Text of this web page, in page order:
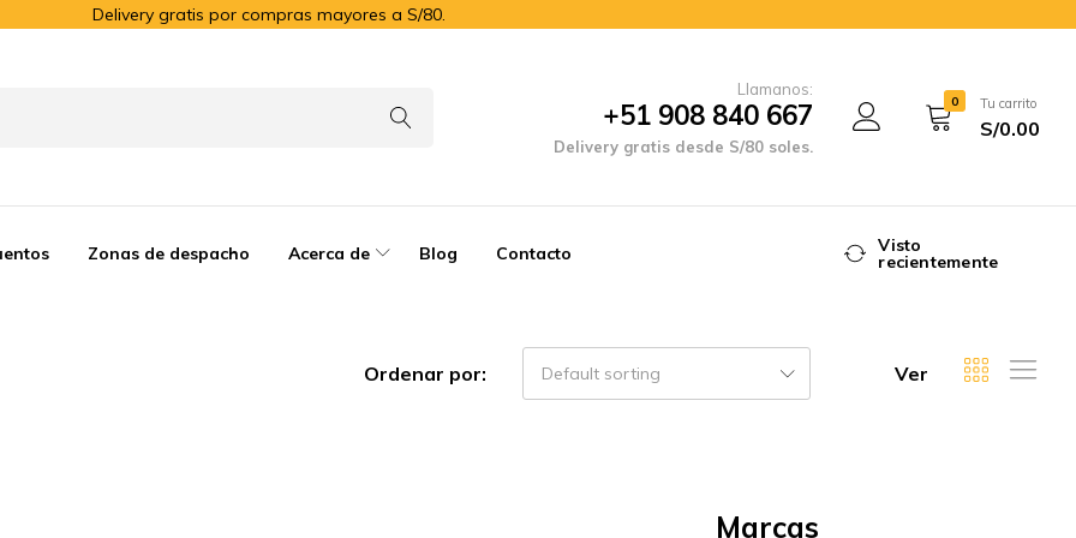
Delivery gratis por compras mayores a S/80.
Llamanos:
+51 908 840 667
Delivery gratis desde S/80 soles.
0 Tu carrito
S/0.00
Zonas de despacho Acerca de Blog Contacto Visto
recientemente
Ordenar por: Default sorting Ver
Marcas